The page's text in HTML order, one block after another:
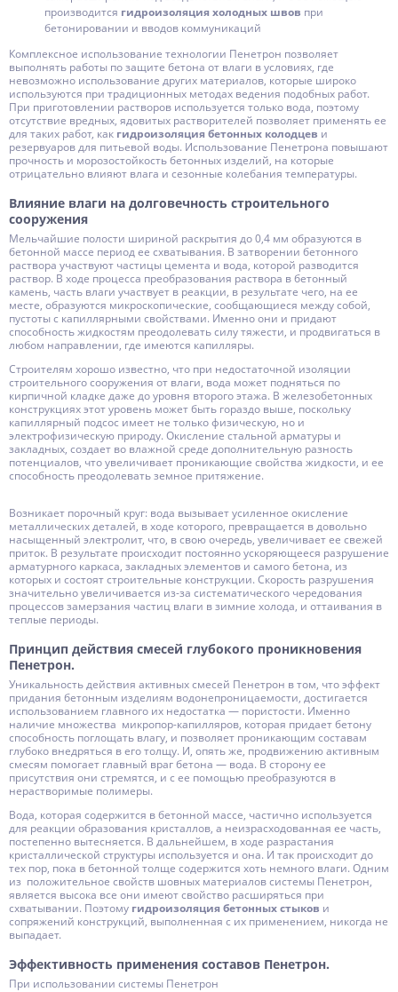
производится гидроизоляция холодных швов при
бетонировании и вводов коммуникаций
Комплексное использование технологии Пенетрон позволяет
выполнять работы по защите бетона от влаги в условиях, где
невозможно использование других материалов, которые широко
используются при традиционных методах ведения подобных работ.
При приготовлении растворов используется только вода, поэтому
отсутствие вредных, ядовитых растворителей позволяет применять ее
для таких работ, как гидроизоляция бетонных колодцев и
резервуаров для питьевой воды. Использование Пенетрона повышают
прочность и морозостойкость бетонных изделий, на которые
отрицательно влияют влага и сезонные колебания температуры.
Влияние влаги на долговечность строительного
сооружения
Мельчайшие полости шириной раскрытия до 0,4 мм образуются в
бетонной массе период ее схватывания. В затворении бетонного
раствора участвуют частицы цемента и вода, которой разводится
раствор. В ходе процесса преобразования раствора в бетонный
камень, часть влаги участвует в реакции, в результате чего, на ее
месте, образуются микроскопические, сообщающиеся между собой,
пустоты с капиллярными свойствами. Именно они и придают
способность жидкостям преодолевать силу тяжести, и продвигаться в
любом направлении, где имеются капилляры.
Строителям хорошо известно, что при недостаточной изоляции
строительного сооружения от влаги, вода может подняться по
кирпичной кладке даже до уровня второго этажа. В железобетонных
конструкциях этот уровень может быть гораздо выше, поскольку
капиллярный подсос имеет не только физическую, но и
электрофизическую природу. Окисление стальной арматуры и
закладных, создает во влажной среде дополнительную разность
потенциалов, что увеличивает проникающие свойства жидкости, и ее
способность преодолевать земное притяжение.
Возникает порочный круг: вода вызывает усиленное окисление
металлических деталей, в ходе которого, превращается в довольно
насыщенный электролит, что, в свою очередь, увеличивает ее свежей
приток. В результате происходит постоянно ускоряющееся разрушение
арматурного каркаса, закладных элементов и самого бетона, из
которых и состоят строительные конструкции. Скорость разрушения
значительно увеличивается из-за систематического чередования
процессов замерзания частиц влаги в зимние холода, и оттаивания в
теплые периоды.
Принцип действия смесей глубокого проникновения
Пенетрон.
Уникальность действия активных смесей Пенетрон в том, что эффект
придания бетонным изделиям водонепроницаемости, достигается
использованием главного их недостатка — пористости. Именно
наличие множества микропор-капилляров, которая придает бетону
способность поглощать влагу, и позволяет проникающим составам
глубоко внедряться в его толщу. И, опять же, продвижению активным
смесям помогает главный враг бетона — вода. В сторону ее
присутствия они стремятся, и с ее помощью преобразуются в
нерастворимые полимеры.
Вода, которая содержится в бетонной массе, частично используется
для реакции образования кристаллов, а неизрасходованная ее часть,
постепенно вытесняется. В дальнейшем, в ходе разрастания
кристаллической структуры используется и она. И так происходит до
тех пор, пока в бетонной толще содержится хоть немного влаги. Одним
из положительное свойств шовных материалов системы Пенетрон,
является высока все они имеют свойство расширяться при
схватывании. Поэтому гидроизоляция бетонных стыков и
сопряжений конструкций, выполненная с их применением, никогда не
выпадает.
Эффективность применения составов Пенетрон.
При использовании системы Пенетрон